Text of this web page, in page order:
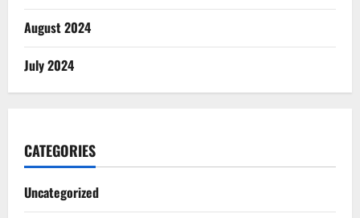
August 2024
July 2024
CATEGORIES
Uncategorized